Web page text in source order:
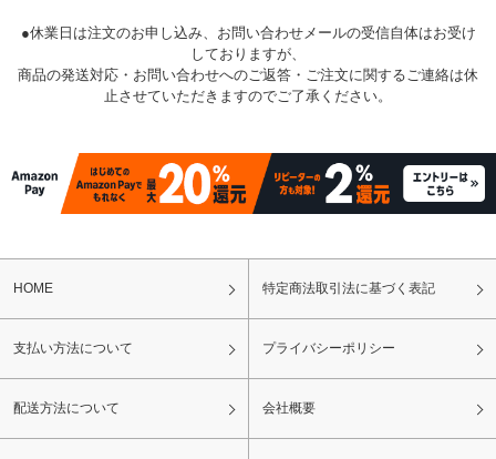
●休業日は注文のお申し込み、お問い合わせメールの受信自体はお受け
しておりますが、
商品の発送対応・お問い合わせへのご返答・ご注文に関するご連絡は休
止させていただきますのでご了承ください。
HOME 特定商法取引法に基づく表記
支払い方法について プライバシーポリシー
配送方法について 会社概要